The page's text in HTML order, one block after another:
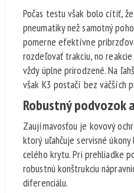
Počas testu však bolo cítiť,
pneumatiky než samotný
pomerne efektívne
rozdeľovať trakciu, no
vždy úplne prirodzené. Na
však K3 postačí bez väčších
Robustný podvozok
Zaujímavosťou je kovový
ktorý uľahčuje servisné
celého krytu. Pri prehliadke
robustnú konštrukciu
diferenciálu.